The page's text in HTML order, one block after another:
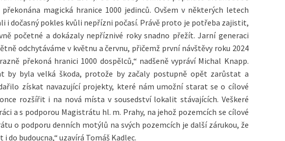
magická hranice 1000 jedinců. Ovšem v některých letech
i dočasný pokles kvůli nepřízni počasí. Právě proto je potřeba zajistit,
početné a dokázaly nepříznivé roky snadno přežít. Jarní generaci
odchytáváme v květnu a červnu, přičemž první návštěvy roku 2024
překoná hranici 1000 dospělců,“ nadšeně vypráví Michal Knapp.
byla velká škoda, protože by začaly postupně opět zarůstat a
získat navazující projekty, které nám umožní starat se o cílové
rozšířit i na nová místa v sousedství lokalit stávajících. Veškeré
a s podporou Magistrátu hl. m. Prahy, na jehož pozemcích se cílové
o podporu denních motýlů na svých pozemcích je další zárukou, že
budoucna,“ uzavírá Tomáš Kadlec.